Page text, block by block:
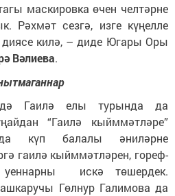
маскировка өчен челтәрне
Рәхмәт сезгә, изге күңелле
диясе килә, – диде Югары Оры
Вәлиева.
Гаилә елы турында да
“Гаилә кыйммәтләре”
күп балалы әниләрне
гаилә кыйммәтләрен, гореф-
уеннарны искә төшердек.
Гөлнур Галимова да